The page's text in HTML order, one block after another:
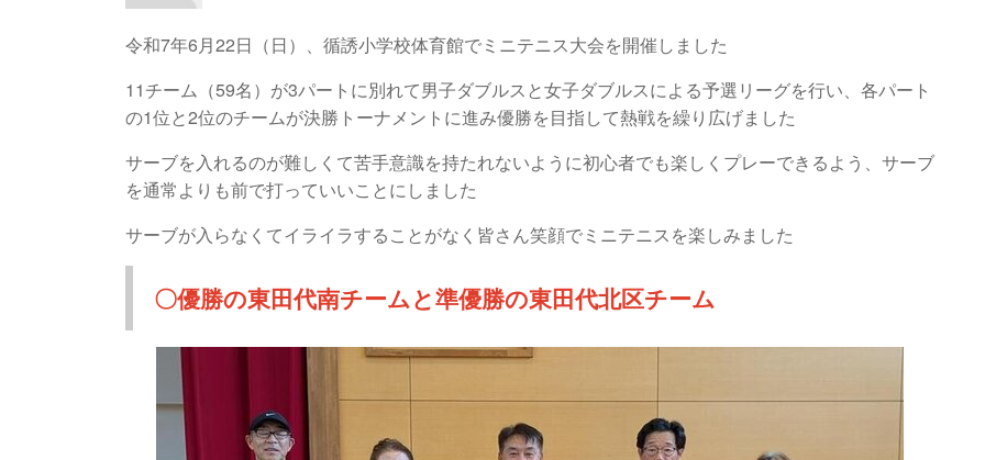
令和7年6月22日（日）、循誘小学校体育館でミニテニス大会を開催しました
11チーム（59名）が3パートに別れて男子ダブルスと女子ダブルスによる予選リーグを行い、各パート
の1位と2位のチームが決勝トーナメントに進み優勝を目指して熱戦を繰り広げました
サーブを入れるのが難しくて苦手意識を持たれないように初心者でも楽しくプレーできるよう、サーブ
を通常よりも前で打っていいことにしました
サーブが入らなくてイライラすることがなく皆さん笑顔でミニテニスを楽しみました
〇優勝の東田代南チームと準優勝の東田代北区チーム